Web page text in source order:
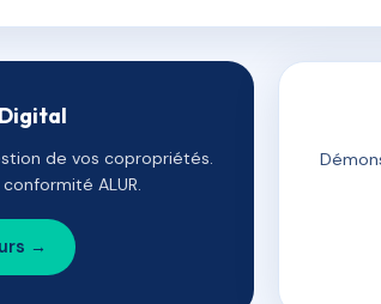
de vos copropriétés.
ALUR.
→